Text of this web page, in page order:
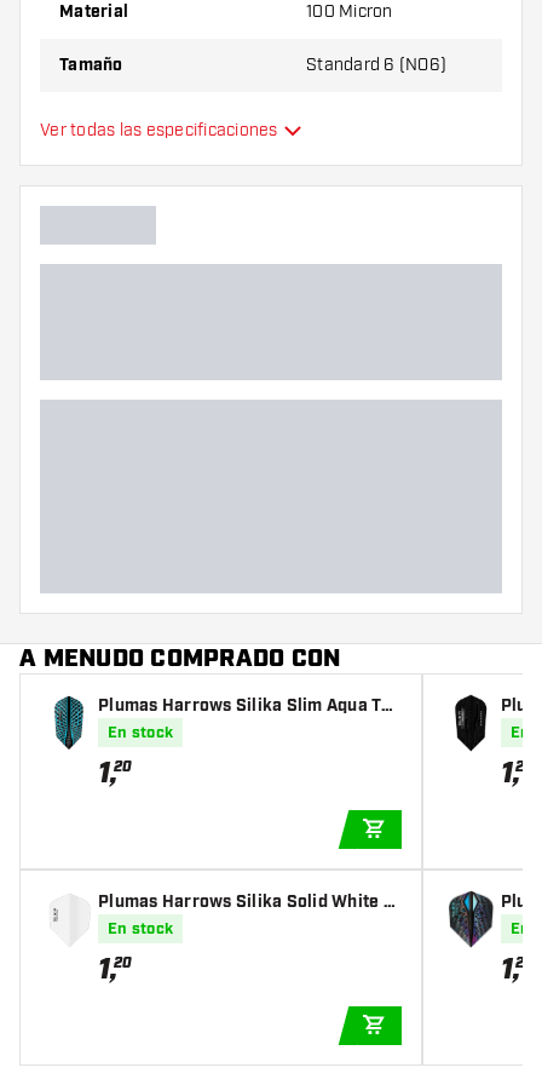
Material 100 Micron
Tamaño Standard 6 (NO6)
Tipo
Flexibilidad
Ver todas las especificaciones
A MENUDO COMPRADO CON
Plumas Harrows Silika Slim Aqua Tou
gh Crystalline Coated
En stock
1,20
Plumas Harrows Silika Solid White N
O6 Tough Crystalline Coated
En stock
1,20
En
1,20
t
d
En
1,20